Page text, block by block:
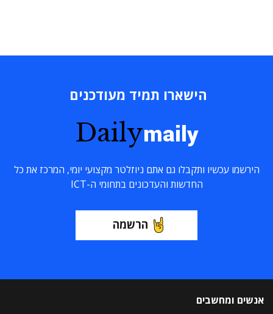
הישארו תמיד מעודכנים
Dailymaily
הירשמו עכשיו ותקבלו גם אתם ניוזלטר מקצועי יומי, המרכז את כל
החדשות והעדכונים בתחומי ה-ICT
הרשמה
אנשים ומחשבים